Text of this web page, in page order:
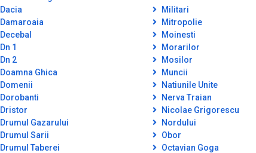
Dacia
Damaroaia
Decebal
Dn 1
Dn 2
Doamna Ghica
Domenii
Dorobanti
Dristor
Drumul Gazarului
Drumul Sarii
Drumul Taberei
Militari
Mitropolie
Moinesti
Morarilor
Mosilor
Muncii
Natiunile Unite
Nerva Traian
Nicolae Grigorescu
Nordului
Obor
Octavian Goga